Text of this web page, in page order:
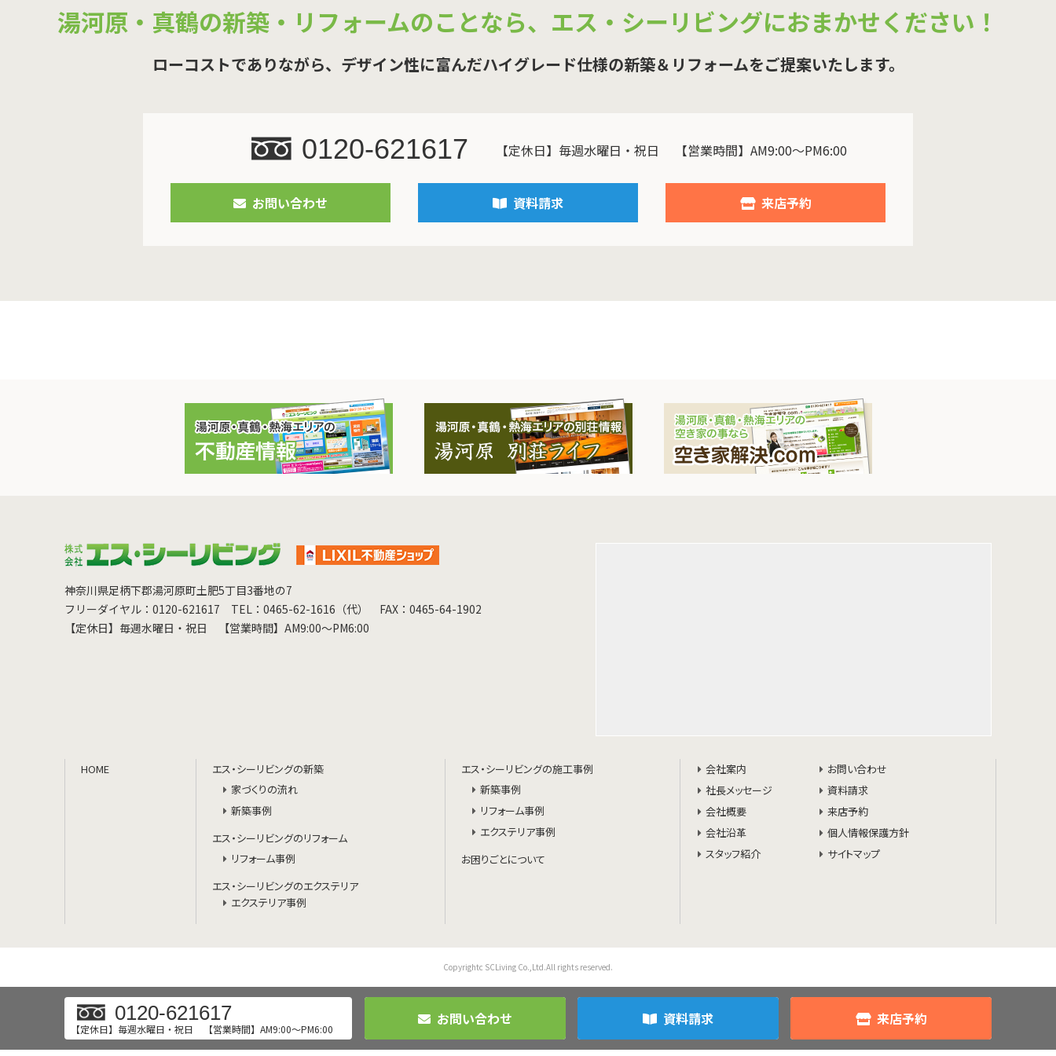
湯河原・真鶴の新築・リフォームのことなら、 エス・シーリビングにおまかせください！
ローコストでありながら、デザイン性に富んだハイグレード仕様の新築＆リフォームをご提案いたします。
0120-621617 【定休日】毎週水曜日・祝日 【営業時間】AM9:00～PM6:00
お問い合わせ 資料請求 来店予約
0120-621617
【定休日】毎週水曜日・祝日 【営業時間】AM9:00～PM6:00
お問い合わせ 資料請求 来店予約
神奈川県足柄下郡湯河原町土肥5丁目3番地の7
フリーダイヤル：0120-621617
TEL：0465-62-1616（代）
FAX：0465-64-1902
【定休日】毎週水曜日・祝日
【営業時間】AM9:00～PM6:00
HOME
エス・シーリビングの新築
家づくりの流れ
新築事例
エス・シーリビングのリフォーム
リフォーム事例
エス・シーリビングのエクステリア
エクステリア事例
エス・シーリビングの施工事例
新築事例
リフォーム事例
エクステリア事例
お困りごとについて
会社案内
社長メッセージ
会社概要
会社沿革
スタッフ紹介
お問い合わせ
資料請求
来店予約
個人情報保護方針
サイトマップ
Copyrightc SCLiving Co.,Ltd.All rights reserved.